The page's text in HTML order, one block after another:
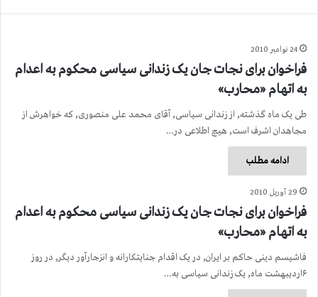
24 نوامبر 2010
فراخوان برای نجات جان یک زندانی سیاسی محکوم به اعدام
به اتهام «محارب»
طی یک ماه گذشته, از زندانی سیاسی, آقای محمد علی منصوری, که خواهرش از
مجاهدان اشرف است, هیچ اطلاعی در…
ادامه مطلب
29 آوریل 2010
فراخوان برای نجات جان یک زندانی سیاسی محکوم به اعدام
به اتهام «محارب»
فاشیسم دینی حاکم بر ایران, در یک اقدام جنایتکارانه و انزجارآور دیگر, در روز
۶اردیبهشت ماه, یک زندانی سیاسی به…